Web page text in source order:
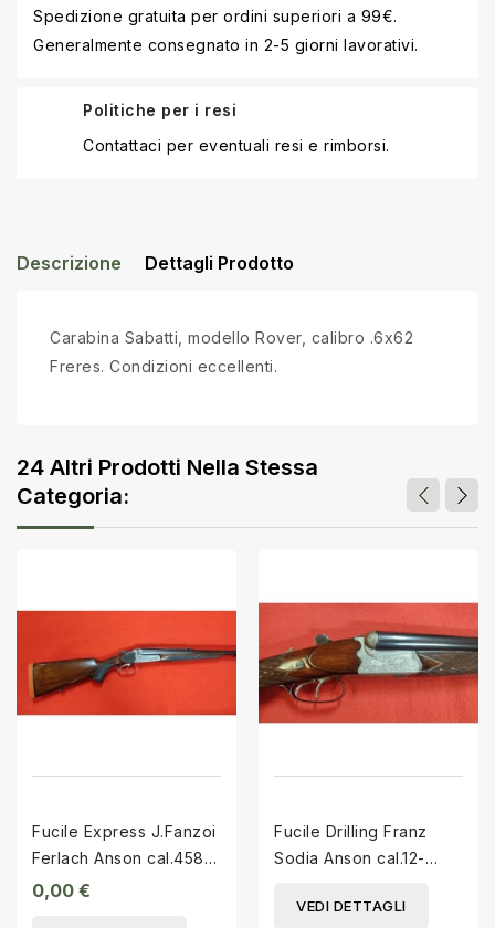
Spedizione gratuita per ordini superiori a 99€.
Generalmente consegnato in 2-5 giorni lavorativi.
Politiche per i resi
Contattaci per eventuali resi e rimborsi.
Descrizione Dettagli Prodotto
Carabina Sabatti, modello Rover, calibro .6x62
Freres. Condizioni eccellenti.
24 Altri Prodotti Nella Stessa
Categoria:
Fucile Express J.Fanzoi
Ferlach Anson cal.458
Win.Magn.
0,00 €
Fucile Drilling Franz
Sodia Anson cal.12-
VEDI DETTAGLI